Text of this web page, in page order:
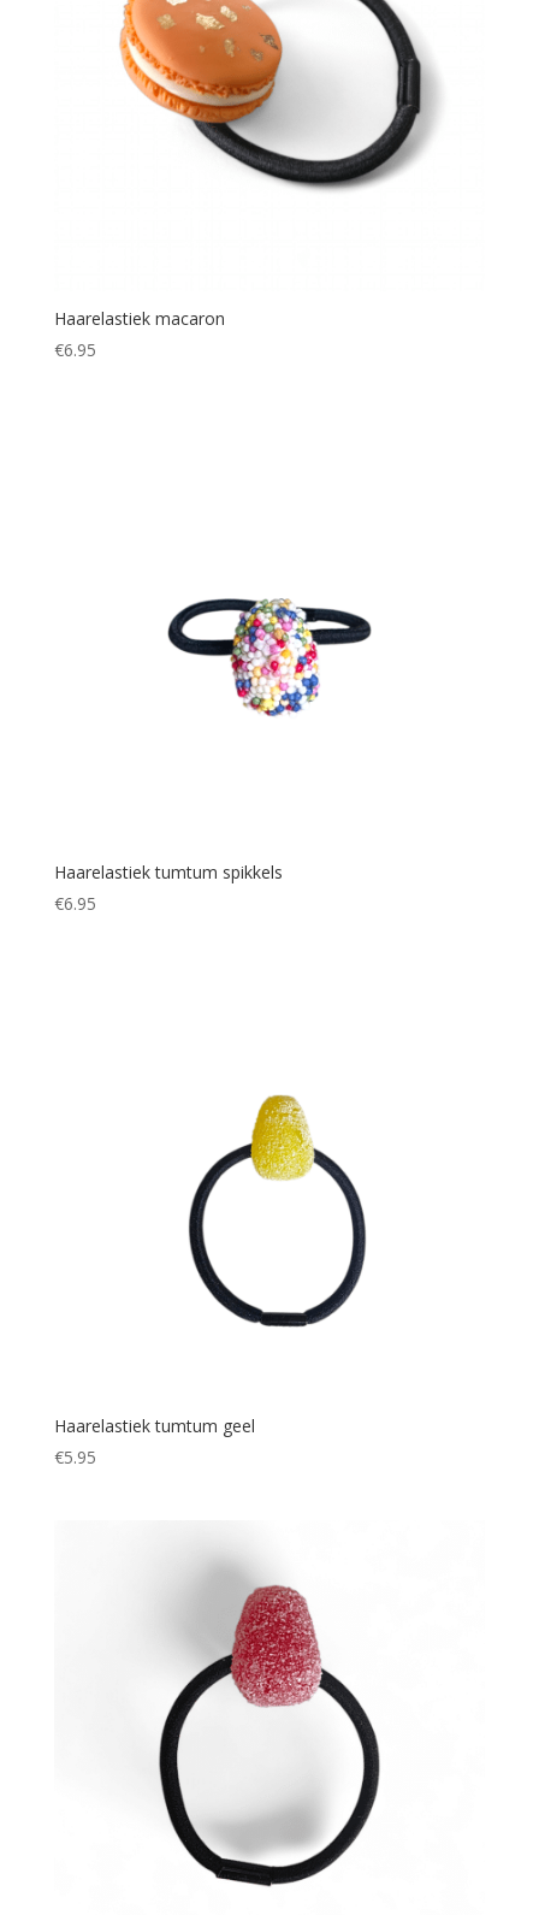
Haarelastiek macaron
€6.95
Haarelastiek tumtum spikkels
€6.95
Haarelastiek tumtum geel
€5.95